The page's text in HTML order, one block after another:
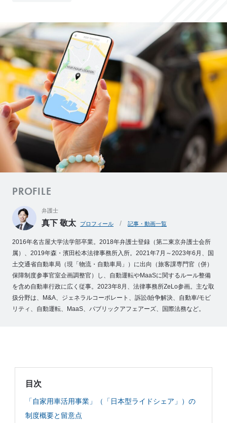
o
C
l
i
e
n
t
’
s
o
i
e
導
入
事
例
Z
e
L
o
M
e
PROFILE
弁護士
真下 敬太 プロフィール 記事・動画一覧
2016年名古屋大学法学部卒業。2018年弁護士登録（第二東京弁護士会所
属）、2019年森・濱田松本法律事務所入所。2021年7月～2023年6月、国
土交通省自動車局（現「物流・自動車局」）に出向（旅客課専門官（併）
保障制度参事官室企画調整官）し、自動運転やMaaSに関するルール整備
を含め自動車行政に広く従事。2023年8月、法律事務所ZeLo参画。主な取
扱分野は、M&A、ジェネラルコーポレート、訴訟/紛争解決、自動車/モビ
リティ、自動運転、MaaS、パブリックアフェアーズ、国際法務など。
目次
「自家用車活用事業」（「日本型ライドシェア」）の
制度概要と留意点